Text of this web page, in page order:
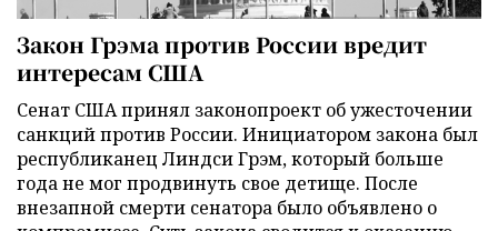
Закон Грэма против России вредит
интересам США
Сенат США принял законопроект об ужесточении
санкций против России. Инициатором закона был
республиканец Линдси Грэм, который больше
года не мог продвинуть свое детище. После
внезапной смерти сенатора было объявлено о